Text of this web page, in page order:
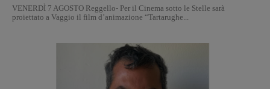
VENERDÌ 7 AGOSTO Reggello- Per il Cinema sotto le Stelle sarà
proiettato a Vaggio il film d’animazione “Tartarughe...